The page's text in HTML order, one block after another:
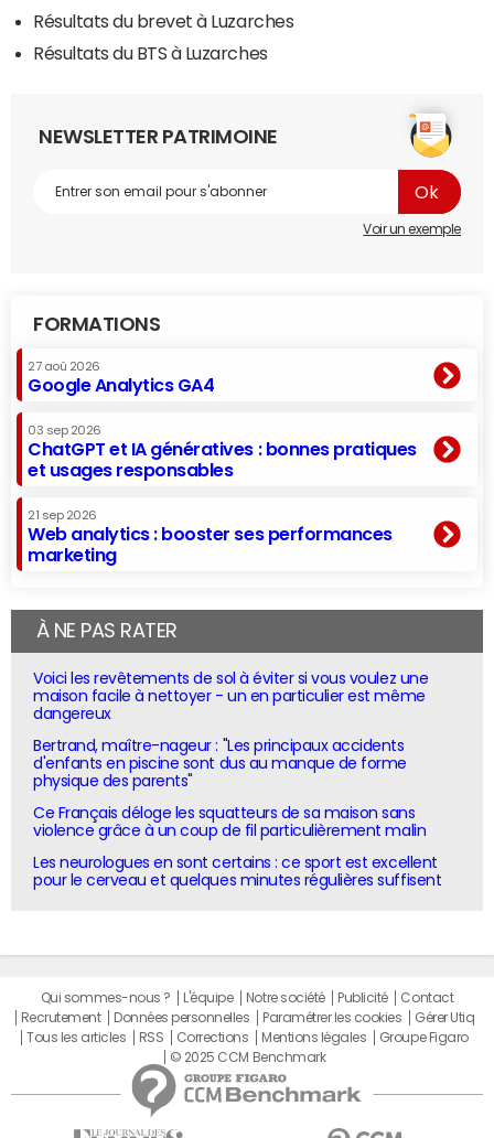
Résultats du brevet à Luzarches
Résultats du BTS à Luzarches
NEWSLETTER PATRIMOINE
Voir un exemple
FORMATIONS
27 aoû 2026
Google Analytics GA4
03 sep 2026
ChatGPT et IA génératives : bonnes pratiques
et usages responsables
21 sep 2026
Web analytics : booster ses performances
marketing
À NE PAS RATER
Voici les revêtements de sol à éviter si vous voulez une
maison facile à nettoyer - un en particulier est même
dangereux
Bertrand, maître-nageur : "Les principaux accidents
d'enfants en piscine sont dus au manque de forme
physique des parents"
Ce Français déloge les squatteurs de sa maison sans
violence grâce à un coup de fil particulièrement malin
Les neurologues en sont certains : ce sport est excellent
pour le cerveau et quelques minutes régulières suffisent
Qui sommes-nous ? L'équipe Notre société Publicité
Contact
Recrutement
Données personnelles Paramétrer les cookies
Gérer Utiq
Tous les articles
RSS Corrections Mentions légales
Groupe Figaro
© 2025 CCM Benchmark